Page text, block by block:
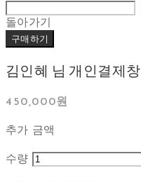
돌아가기
구매하기
김인혜 님 개인결제창
450,000원
추가 금액
수량